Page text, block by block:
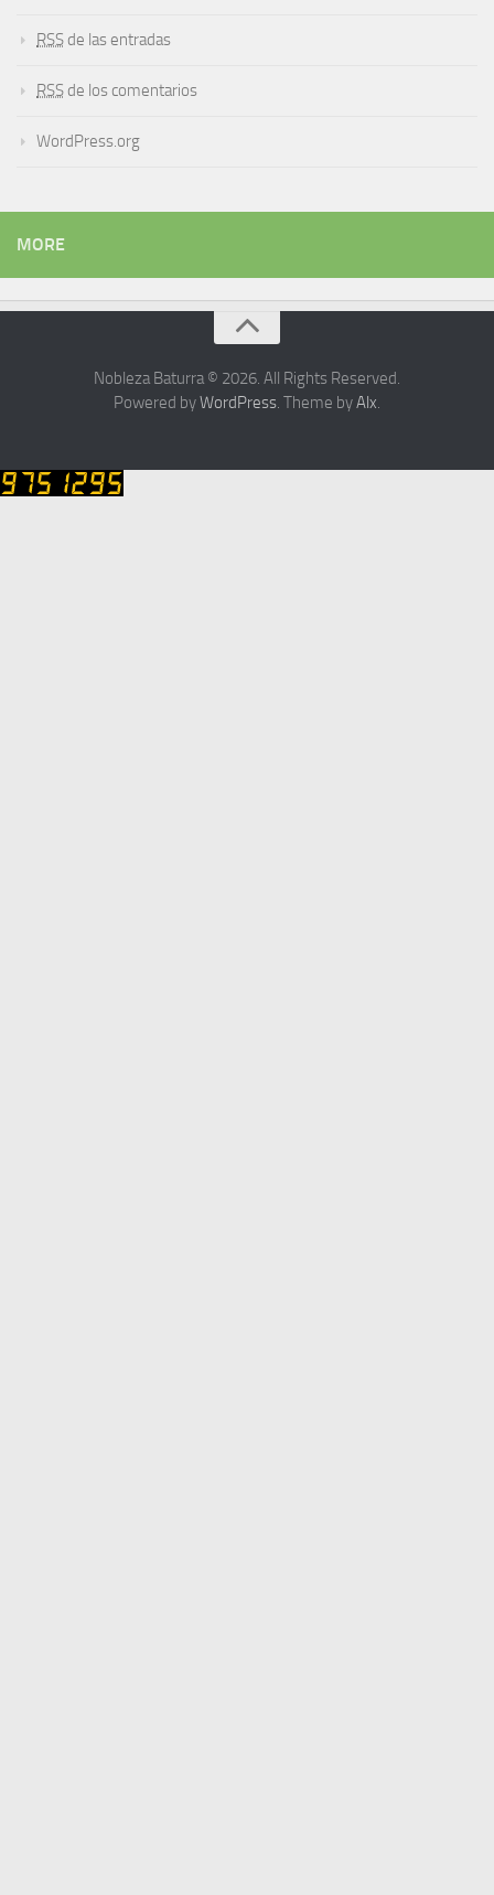
RSS de las entradas
RSS de los comentarios
WordPress.org
MORE
Nobleza Baturra © 2026. All Rights Reserved.
Powered byWordPress. Theme byAlx.